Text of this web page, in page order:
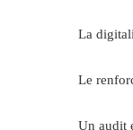
La
Le
Un audit